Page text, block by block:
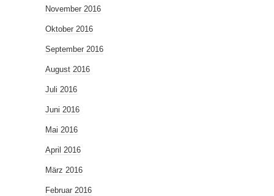
November 2016
Oktober 2016
September 2016
August 2016
Juli 2016
Juni 2016
Mai 2016
April 2016
März 2016
Februar 2016